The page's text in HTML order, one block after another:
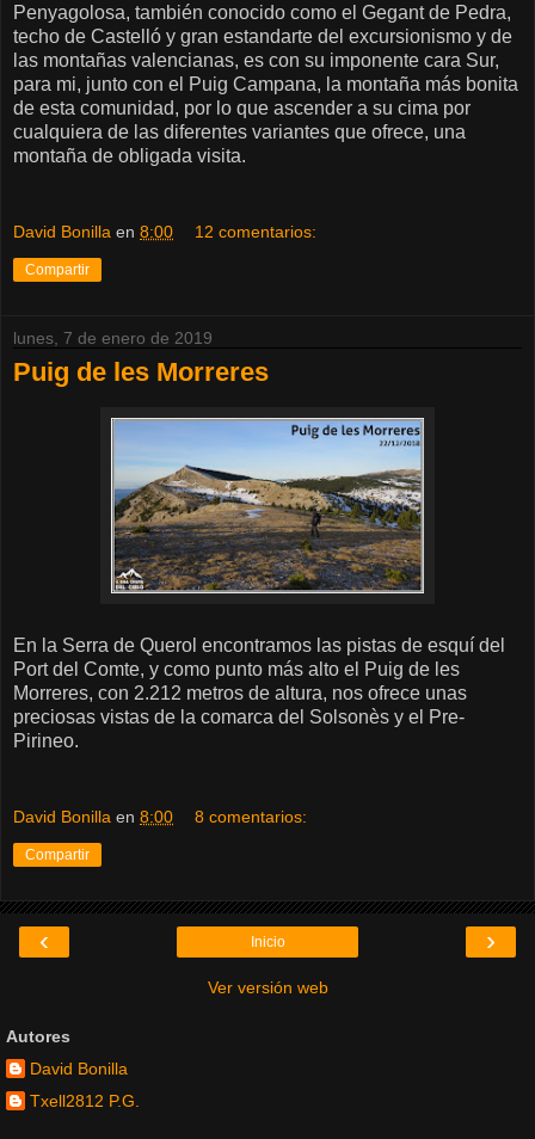
Penyagolosa, también conocido como el Gegant de Pedra,
techo de Castelló y gran estandarte del excursionismo y de
las montañas valencianas, es con su imponente cara Sur,
para mi, junto con el Puig Campana, la montaña más bonita
de esta comunidad, por lo que ascender a su cima por
cualquiera de las diferentes variantes que ofrece, una
montaña de obligada visita.
David Bonilla en 8:00 12 comentarios:
Compartir
lunes, 7 de enero de 2019
Puig de les Morreres
En la Serra de Querol encontramos las pistas de esquí del
Port del Comte, y como punto más alto el Puig de les
Morreres, con 2.212 metros de altura, nos ofrece unas
preciosas vistas de la comarca del Solsonès y el Pre-
Pirineo.
David Bonilla en 8:00 8 comentarios:
Compartir
‹ ›
Inicio
Ver versión web
Autores
David Bonilla
Txell2812 P.G.